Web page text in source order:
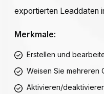
exportierten Leaddaten
Merkmale:
Erstellen und
Weisen Sie mehreren
Aktivieren/